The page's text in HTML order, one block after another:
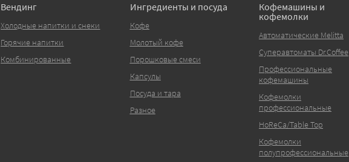
Вендинг
Холодные напитки и снеки
Горячие напитки
Комбинированные
Ингредиенты и посуда
Кофе
Молотый кофе
Порошковые смеси
Капсулы
Посуда и тара
Разное
Кофемашины и
кофемолки
Автоматические Melitta
Суперавтоматы Dr.Coffee
Профессиональные
кофемашины
Кофемолки
профессиональные
HoReCa/Table Top
Кофемолки
полупрофессиональные